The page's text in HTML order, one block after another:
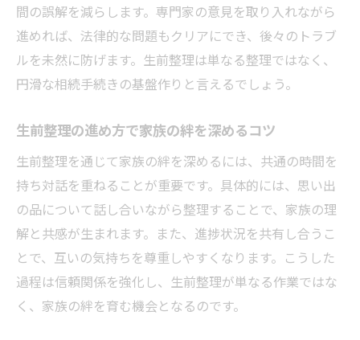
間の誤解を減らします。専門家の意見を取り入れながら
進めれば、法律的な問題もクリアにでき、後々のトラブ
ルを未然に防げます。生前整理は単なる整理ではなく、
円滑な相続手続きの基盤作りと言えるでしょう。
生前整理の進め方で家族の絆を深めるコツ
生前整理を通じて家族の絆を深めるには、共通の時間を
持ち対話を重ねることが重要です。具体的には、思い出
の品について話し合いながら整理することで、家族の理
解と共感が生まれます。また、進捗状況を共有し合うこ
とで、互いの気持ちを尊重しやすくなります。こうした
過程は信頼関係を強化し、生前整理が単なる作業ではな
く、家族の絆を育む機会となるのです。